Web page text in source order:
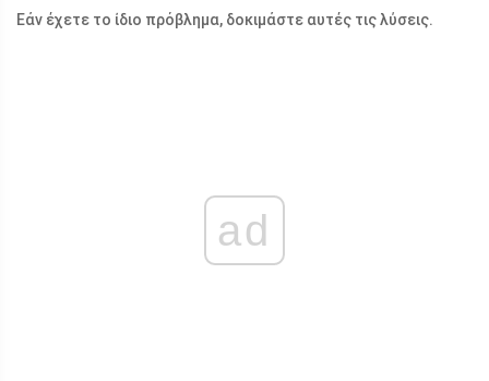
Εάν έχετε το ίδιο πρόβλημα, δοκιμάστε αυτές τις λύσεις.
ad